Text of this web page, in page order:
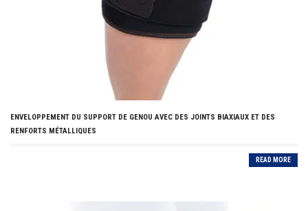
ENVELOPPEMENT DU SUPPORT DE GENOU AVEC DES JOINTS BIAXIAUX ET DES
RENFORTS MÉTALLIQUES
READ MORE